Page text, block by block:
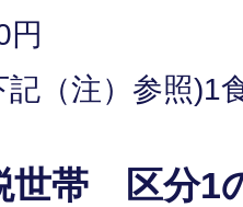
記（注）参照
世帯 区分1